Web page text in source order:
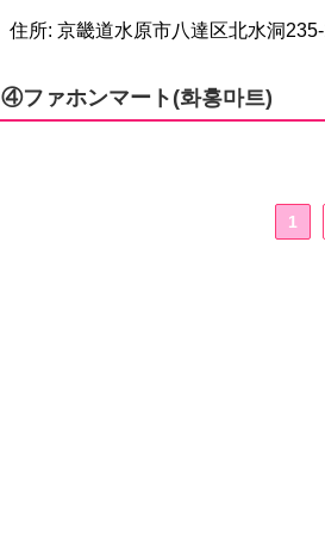
住所: 京畿道水原市八達区北水洞
④ファホンマート(화홍마트)
1